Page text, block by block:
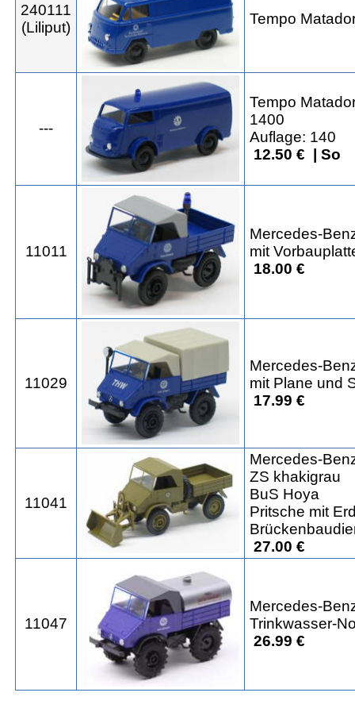
240111
(Liliput)
Tempo
---
Tempo
1400
Auflage: 140
12.50 € | So
11011
Mercedes-
mit
18.00 €
11029
Mercedes-
mit Plane und
17.99 €
11041
Mercedes-
ZS khakigrau
BuS Hoya
Pritsche mit
27.00 €
11047
Mercedes-
Trinkwasser-
26.99 €